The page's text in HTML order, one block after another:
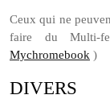
Ceux qui ne
faire du Multi-
Mychromebook )
DIVERS